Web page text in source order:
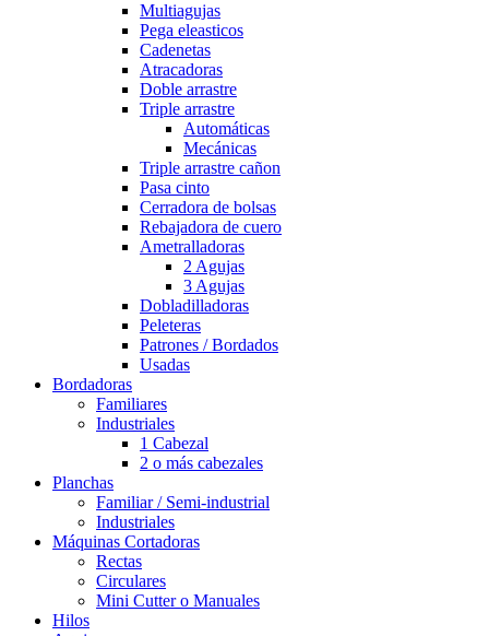
Multiagujas
Pega eleasticos
Cadenetas
Atracadoras
Doble arrastre
Triple arrastre
Automáticas
Mecánicas
Triple arrastre cañon
Pasa cinto
Cerradora de bolsas
Rebajadora de cuero
Ametralladoras
2 Agujas
3 Agujas
Dobladilladoras
Peleteras
Patrones / Bordados
Usadas
Bordadoras
Familiares
Industriales
1 Cabezal
2 o más cabezales
Planchas
Familiar / Semi-industrial
Industriales
Máquinas Cortadoras
Rectas
Circulares
Mini Cutter o Manuales
Hilos